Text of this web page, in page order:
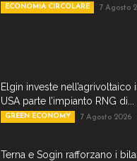
ECONOMIA CIRCOLARE 7 Agosto
Elgin investe nell’agrivoltaico
USA parte l’impianto RNG di...
GREEN ECONOMY 7 Agosto 2026
Terna e Sogin rafforzano i